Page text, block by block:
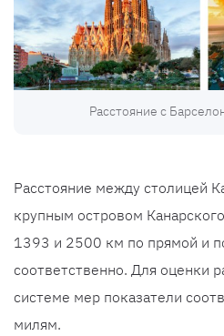
Расстояние с
Расстояние между столицей
крупным островом
1393 и 2500 км по прямой и
соответственно. Для оценки
системе мер показатели
милям.